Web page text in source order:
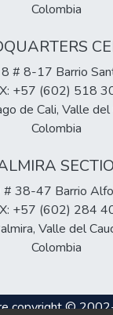
Colombia
8 # 8-17 Barrio
+57 (602) 518
de Cali, Valle del
Colombia
# 38-47 Barrio
+57 (602) 284
Valle del
Colombia
copyright ©